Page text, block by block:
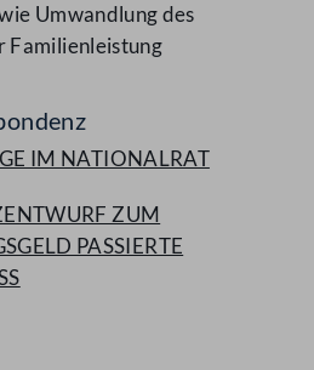
Umwandlung des
Familienleistung
IM NATIONALRAT
ZUM
PASSIERTE